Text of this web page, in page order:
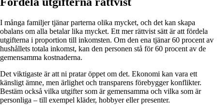
I många familjer tjänar parterna olika mycket, och det kan skapa
obalans om alla betalar lika mycket. Ett mer rättvist sätt är att fördela
utgifterna i proportion till inkomsten. Om den ena tjänar 60 procent av
hushållets totala inkomst, kan den personen stå för 60 procent av de
gemensamma kostnaderna.
Det viktigaste är att ni pratar öppet om det. Ekonomi kan vara ett
känsligt ämne, men ärlighet och transparens förebygger konflikter.
Bestäm också vilka utgifter som är gemensamma och vilka som är
personliga – till exempel kläder, hobbyer eller presenter.